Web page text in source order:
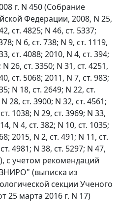
г. N 450 (Собрание
Федерации, 2008, N 25,
ст. 4825; N 46, ст. 5337;
N 6, ст. 738; N 9, ст. 1119,
ст. 4088; 2010, N 4, ст. 394;
26, ст. 3350; N 31, ст. 4251,
ст. 5068; 2011, N 7, ст. 983;
N 18, ст. 2649; N 22, ст.
28, ст. 3900; N 32, ст. 4561;
1038; N 29, ст. 3969; N 33,
N 4, ст. 382; N 10, ст. 1035;
2015, N 2, ст. 491; N 11, ст.
4981; N 38, ст. 5297; N 47,
с учетом рекомендаций
(выписка из
секции Ученого
марта 2016 г. N 17)